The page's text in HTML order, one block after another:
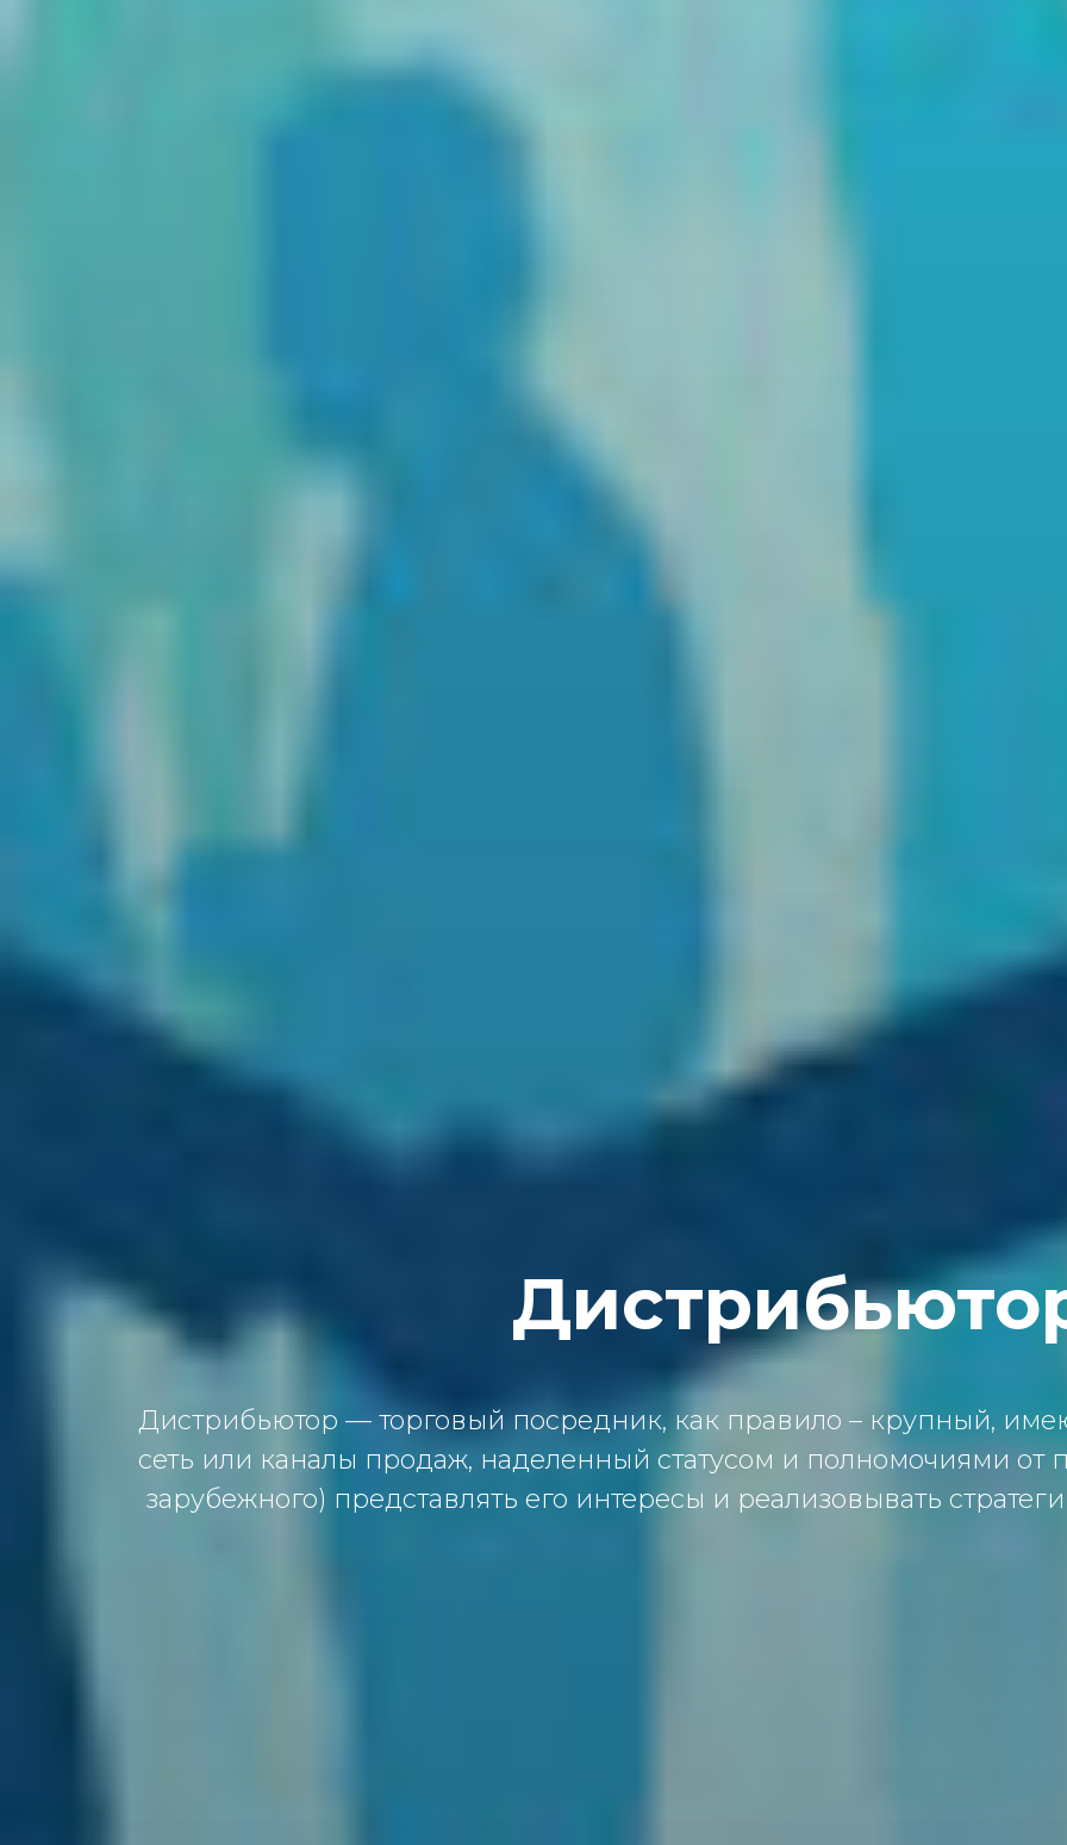
Дистрибьютор — торговый посредник, как правило – крупный,
сеть или каналы продаж, наделенный статусом и полномочиями от
зарубежного) представлять его интересы и реализовывать